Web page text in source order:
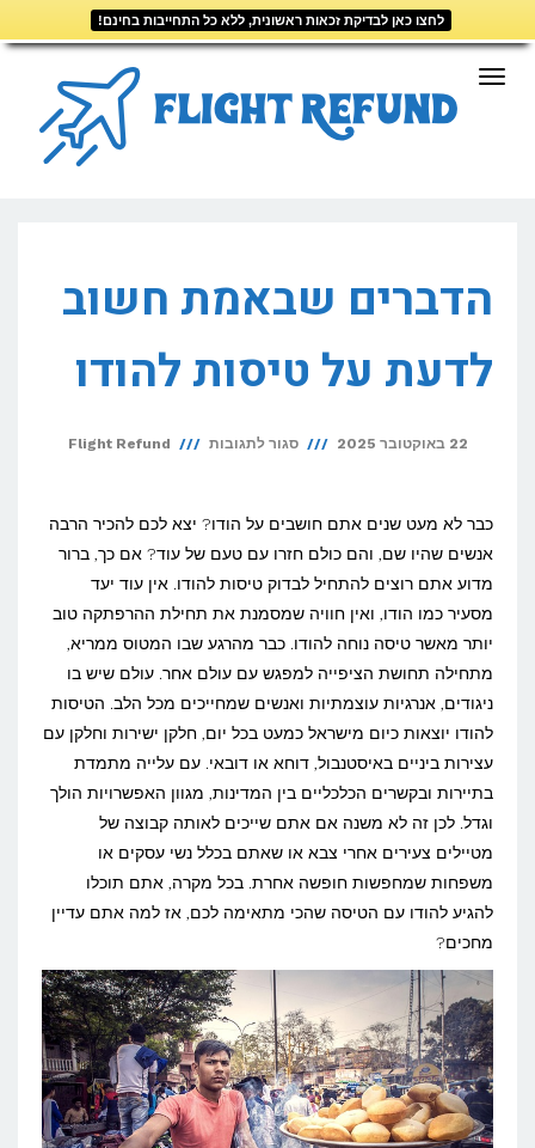
לחצו כאן לבדיקת זכאות ראשונית, ללא כל התחייבות בחינם!
לתוכן
תפריט
הדברים שבאמת חשוב
לדעת על טיסות להודו
22 באוקטובר 2025 סגור לתגובות על
שבאמת
חשוב
לדעת
על
Flight Refund
כבר לא מעט שנים אתם חושבים על הודו? יצא לכם להכיר הרבה
אנשים שהיו שם, והם כולם חזרו עם טעם של עוד? אם כך, ברור
מדוע אתם רוצים להתחיל לבדוק טיסות להודו. אין עוד יעד
מסעיר כמו הודו, ואין חוויה שמסמנת את תחילת ההרפתקה טוב
יותר מאשר טיסה נוחה להודו. כבר מהרגע שבו המטוס ממריא,
מתחילה תחושת הציפייה למפגש עם עולם אחר. עולם שיש בו
ניגודים, אנרגיות עוצמתיות ואנשים שמחייכים מכל הלב. הטיסות
להודו יוצאות כיום מישראל כמעט בכל יום, חלקן ישירות וחלקן עם
עצירות ביניים באיסטנבול, דוחא או דובאי. עם עלייה מתמדת
בתיירות ובקשרים הכלכליים בין המדינות, מגוון האפשרויות הולך
וגדל. לכן זה לא משנה אם אתם שייכים לאותה קבוצה של
מטיילים צעירים אחרי צבא או שאתם בכלל נשי עסקים או
משפחות שמחפשות חופשה אחרת. בכל מקרה, אתם תוכלו
להגיע להודו עם הטיסה שהכי מתאימה לכם, אז למה אתם עדיין
מחכים?